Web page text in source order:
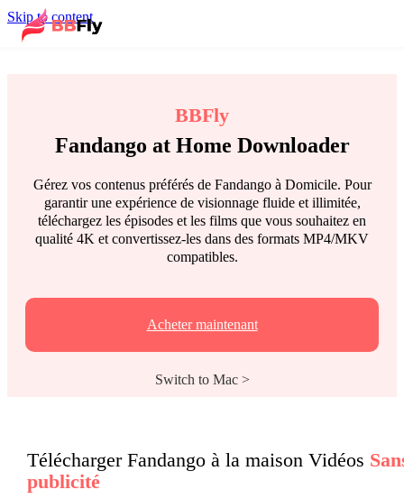
Skip to content
BBFly
Fandango at Home Downloader
Gérez vos contenus préférés de Fandango à Domicile. Pour
garantir une expérience de visionnage fluide et illimitée,
téléchargez les épisodes et les films que vous souhaitez en
qualité 4K et convertissez-les dans des formats MP4/MKV
compatibles.
Acheter maintenant
Switch to Mac >
Télécharger Fandango à la maison Vidéos
publicité